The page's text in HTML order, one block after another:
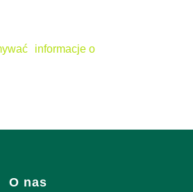
informacje o
Linki w stopce
O nas